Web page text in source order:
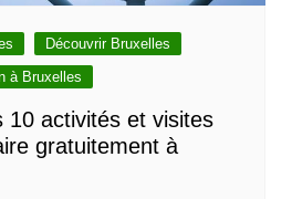
Découvrir Bruxelles
à Bruxelles
10 activités et visites
gratuitement à